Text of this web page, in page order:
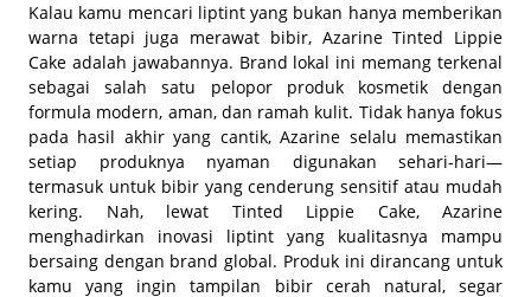
Kalau kamu mencari liptint yang bukan hanya memberikan
warna tetapi juga merawat bibir, Azarine Tinted Lippie
Cake adalah jawabannya. Brand lokal ini memang terkenal
sebagai salah satu pelopor produk kosmetik dengan
formula modern, aman, dan ramah kulit. Tidak hanya fokus
pada hasil akhir yang cantik, Azarine selalu memastikan
setiap produknya nyaman digunakan sehari-hari—
termasuk untuk bibir yang cenderung sensitif atau mudah
kering. Nah, lewat Tinted Lippie Cake, Azarine
menghadirkan inovasi liptint yang kualitasnya mampu
bersaing dengan brand global. Produk ini dirancang untuk
kamu yang ingin tampilan bibir cerah natural, segar